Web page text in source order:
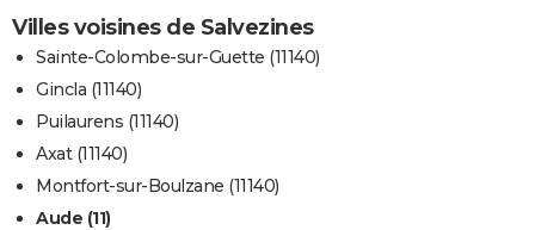
Villes voisines de Salvezines
Sainte-Colombe-sur-Guette (11140)
Gincla (11140)
Puilaurens (11140)
Axat (11140)
Montfort-sur-Boulzane (11140)
Aude (11)